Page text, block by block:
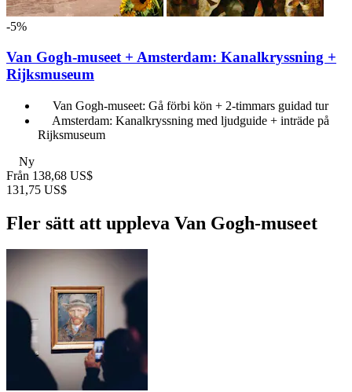
-5%
Van Gogh-museet + Amsterdam: Kanalkryssning +
Rijksmuseum
Van Gogh-museet: Gå förbi kön + 2-timmars guidad tur
Amsterdam: Kanalkryssning med ljudguide + inträde på
Rijksmuseum
Ny
Från 138,68 US$
131,75 US$
Fler sätt att uppleva Van Gogh-museet